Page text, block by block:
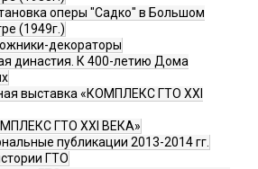
оперы "Садко" в Большом
(1949г.)
декораторы
династия. К 400-летию Дома
выставка «КОМПЛЕКС ГТО XXI
ГТО XXI ВЕКА»
публикации 2013-2014 гг.
ГТО